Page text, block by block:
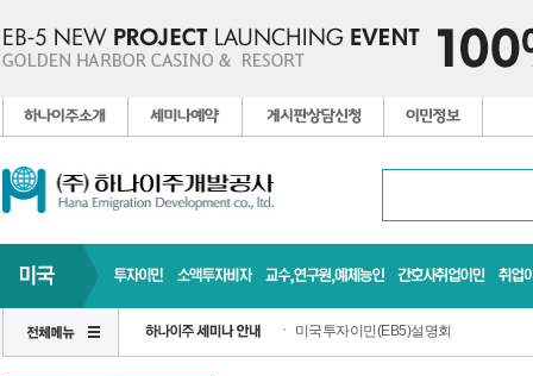
미국투자이민(EB5)설명회